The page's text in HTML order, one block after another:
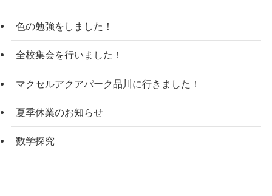
色の勉強をしました！
全校集会を行いました！
マクセルアクアパーク品川に行きました！
夏季休業のお知らせ
数学探究